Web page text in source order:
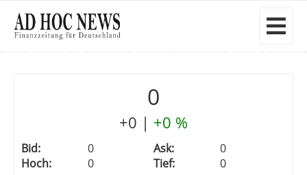
0
+0 | +0 %
Bid: 0 Ask:
0
Hoch:
0 Tief:
0